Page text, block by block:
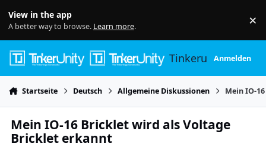
View in the app
A better way to browse. Learn more. ×
TinkerunityAnmelden
Startseite Deutsch Allgemeine Diskussionen Mein IO-
Mein IO-16 Bricklet wird als Voltage
Bricklet erkannt